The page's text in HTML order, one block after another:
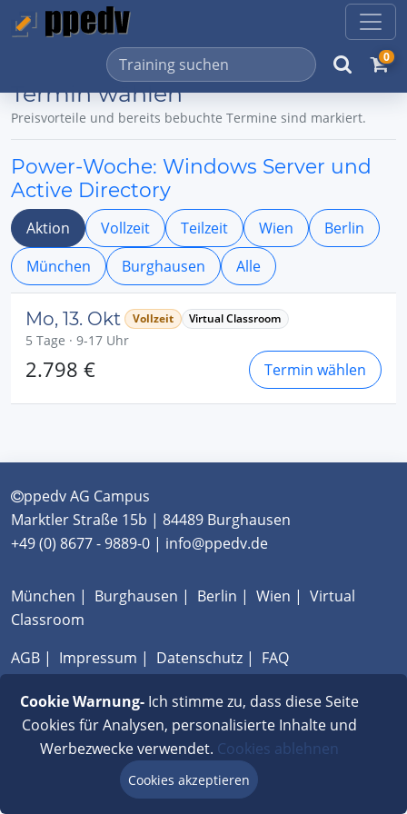
0
Termin wählen
Preisvorteile und bereits bebuchte Termine sind markiert.
Power-Woche: Windows Server und
Active Directory
Aktion Vollzeit Teilzeit Wien
Berlin
München
Burghausen Alle
Mo, 13. Okt Vollzeit Virtual Classroom
5 Tage · 9-17 Uhr
2.798 € Termin wählen
ppedv AG Campus
Marktler Straße 15b | 84489 Burghausen
+49 (0) 8677 - 9889-0 | info@ppedv.de
München | Burghausen | Berlin | Wien | Virtual
Classroom
AGB | Impressum | Datenschutz | FAQ
Cookie Warnung-Ich stimme zu, dass diese Seite
Cookies für Analysen, personalisierte Inhalte und
Werbezwecke verwendet. Cookies ablehnen
Cookies akzeptieren